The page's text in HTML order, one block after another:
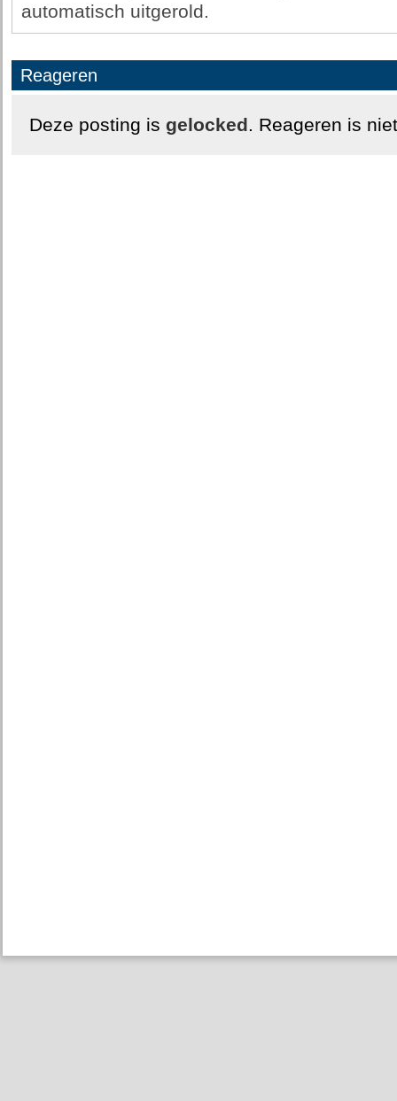
automatisch uitgerold.
Reageren
Deze posting is gelocked. Reageren is